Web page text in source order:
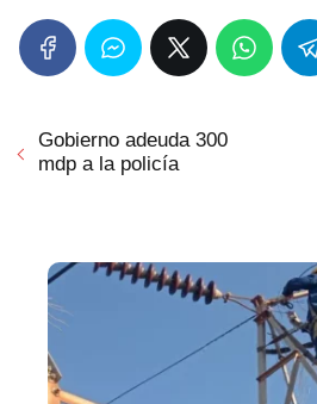
Gobierno adeuda 300
mdp a la policía